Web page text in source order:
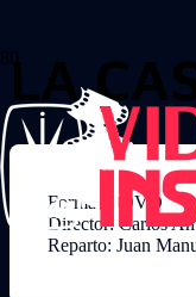
LA
Formato: DVD
Director: Carlos
Reparto: Juan